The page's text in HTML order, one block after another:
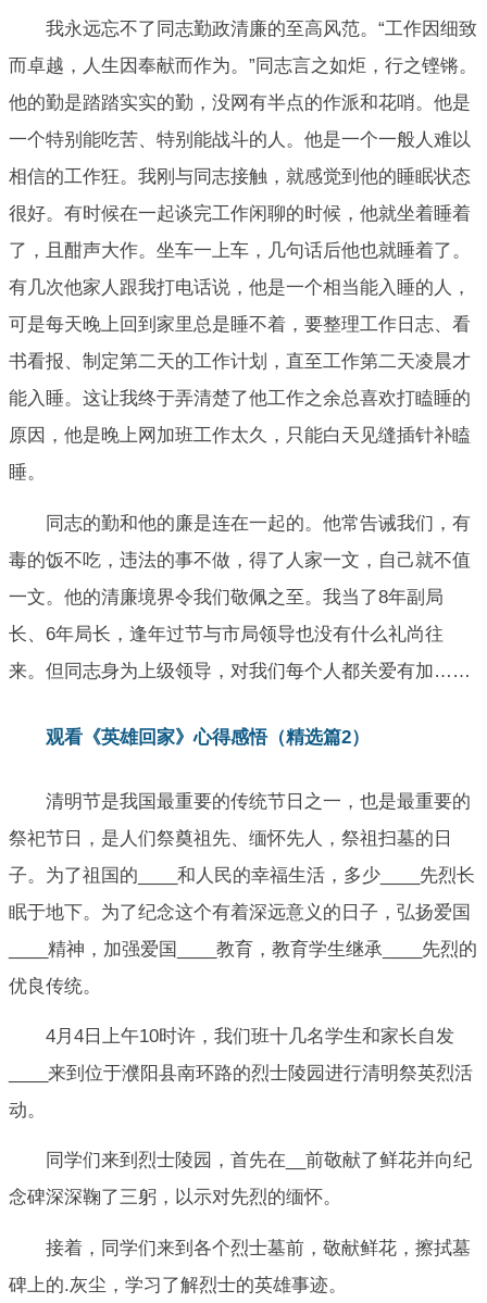
我永远忘不了同志勤政清廉的至高风范。“工作因细致
而卓越，人生因奉献而作为。”同志言之如炬，行之铿锵。
他的勤是踏踏实实的勤，没网有半点的作派和花哨。他是
一个特别能吃苦、特别能战斗的人。他是一个一般人难以
相信的工作狂。我刚与同志接触，就感觉到他的睡眠状态
很好。有时候在一起谈完工作闲聊的时候，他就坐着睡着
了，且酣声大作。坐车一上车，几句话后他也就睡着了。
有几次他家人跟我打电话说，他是一个相当能入睡的人，
可是每天晚上回到家里总是睡不着，要整理工作日志、看
书看报、制定第二天的工作计划，直至工作第二天凌晨才
能入睡。这让我终于弄清楚了他工作之余总喜欢打瞌睡的
原因，他是晚上网加班工作太久，只能白天见缝插针补瞌
睡。
同志的勤和他的廉是连在一起的。他常告诫我们，有
毒的饭不吃，违法的事不做，得了人家一文，自己就不值
一文。他的清廉境界令我们敬佩之至。我当了8年副局
长、6年局长，逢年过节与市局领导也没有什么礼尚往
来。但同志身为上级领导，对我们每个人都关爱有加……
观看《英雄回家》心得感悟（精选篇2）
清明节是我国最重要的传统节日之一，也是最重要的
祭祀节日，是人们祭奠祖先、缅怀先人，祭祖扫墓的日
子。为了祖国的____和人民的幸福生活，多少____先烈长
眠于地下。为了纪念这个有着深远意义的日子，弘扬爱国
____精神，加强爱国____教育，教育学生继承____先烈的
优良传统。
4月4日上午10时许，我们班十几名学生和家长自发
____来到位于濮阳县南环路的烈士陵园进行清明祭英烈活
动。
同学们来到烈士陵园，首先在__前敬献了鲜花并向纪
念碑深深鞠了三躬，以示对先烈的缅怀。
接着，同学们来到各个烈士墓前，敬献鲜花，擦拭墓
碑上的.灰尘，学习了解烈士的英雄事迹。